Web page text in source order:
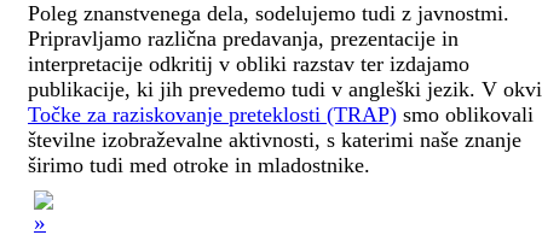
Poleg znanstvenega dela, sodelujemo tudi z javnostmi.
Pripravljamo različna predavanja, prezentacije in
interpretacije odkritij v obliki razstav ter izdajamo
publikacije, ki jih prevedemo tudi v angleški jezik. V
Točke za raziskovanje preteklosti (TRAP) smo oblikovali
številne izobraževalne aktivnosti, s katerimi naše znanje
širimo tudi med otroke in mladostnike.